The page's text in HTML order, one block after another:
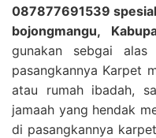
087877691539
bojongmangu,
gunakan sebgai
pasangkannya Karpet
atau rumah ibadah,
jamaah yang hendak
di pasangkannya